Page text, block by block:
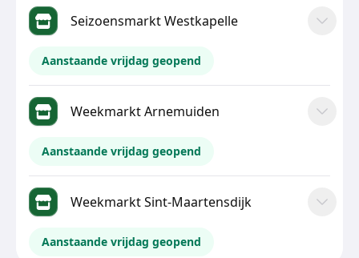
Seizoensmarkt Westkapelle
Aanstaande vrijdag geopend
Weekmarkt Arnemuiden
Aanstaande vrijdag geopend
Weekmarkt Sint-Maartensdijk
Aanstaande vrijdag geopend